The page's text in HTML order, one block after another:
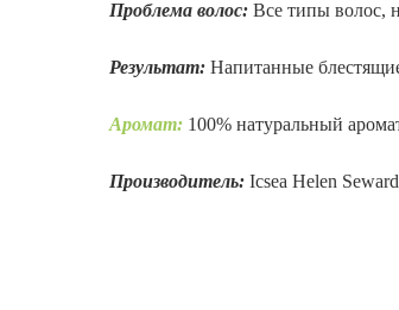
Проблема волос: Все типы волос,
Результат: Напитанные
Аромат: 100% натуральный
Производитель: Icsea Helen